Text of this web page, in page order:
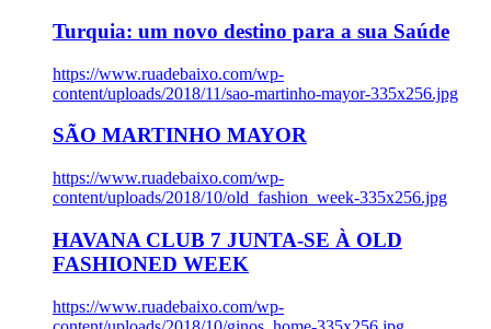
Turquia: um novo destino para a sua Saúde
https://www.ruadebaixo.com/wp-
content/uploads/2018/11/sao-martinho-mayor-335x256.jpg
SÃO MARTINHO MAYOR
https://www.ruadebaixo.com/wp-
content/uploads/2018/10/old_fashion_week-335x256.jpg
HAVANA CLUB 7 JUNTA-SE À OLD
FASHIONED WEEK
https://www.ruadebaixo.com/wp-